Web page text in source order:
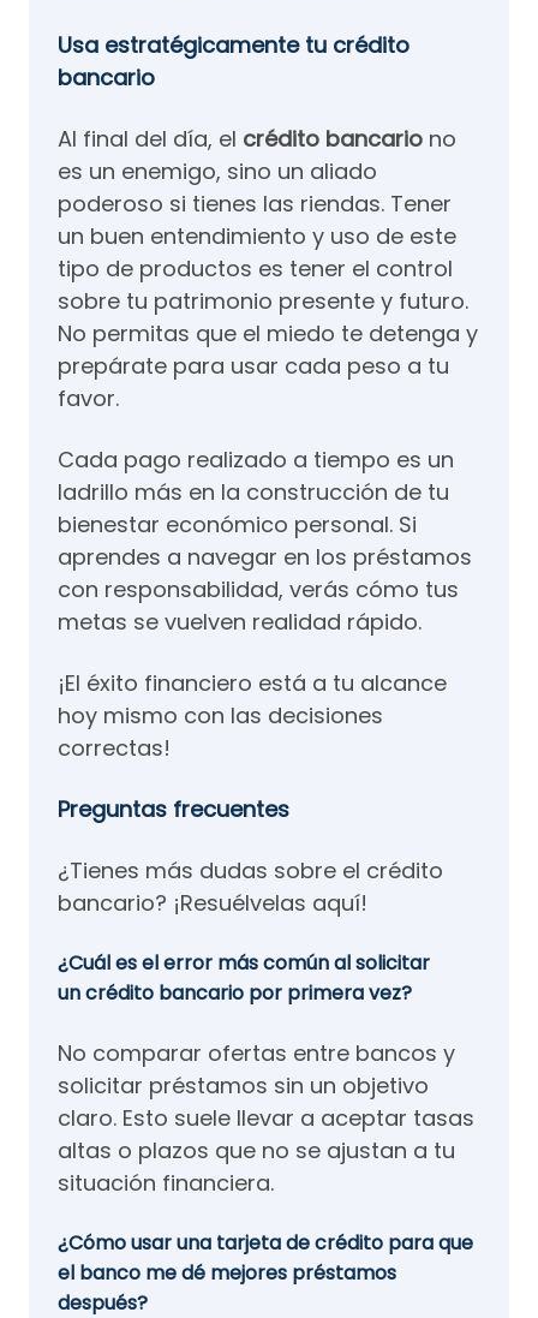
Usa estratégicamente tu crédito
bancario
Al final del día, el crédito bancario no
es un enemigo, sino un aliado
poderoso si tienes las riendas. Tener
un buen entendimiento y uso de este
tipo de productos es tener el control
sobre tu patrimonio presente y futuro.
No permitas que el miedo te detenga y
prepárate para usar cada peso a tu
favor.
Cada pago realizado a tiempo es un
ladrillo más en la construcción de tu
bienestar económico personal. Si
aprendes a navegar en los préstamos
con responsabilidad, verás cómo tus
metas se vuelven realidad rápido.
¡El éxito financiero está a tu alcance
hoy mismo con las decisiones
correctas!
Preguntas frecuentes
¿Tienes más dudas sobre el crédito
bancario? ¡Resuélvelas aquí!
¿Cuál es el error más común al solicitar
un crédito bancario por primera vez?
No comparar ofertas entre bancos y
solicitar préstamos sin un objetivo
claro. Esto suele llevar a aceptar tasas
altas o plazos que no se ajustan a tu
situación financiera.
¿Cómo usar una tarjeta de crédito para que
el banco me dé mejores préstamos
después?